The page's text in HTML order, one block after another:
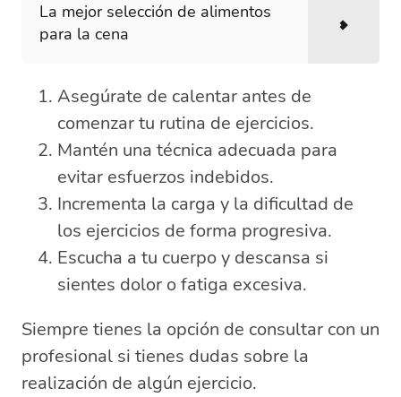
La mejor selección de alimentos
para la cena
Asegúrate de calentar antes de
comenzar tu rutina de ejercicios.
Mantén una técnica adecuada para
evitar esfuerzos indebidos.
Incrementa la carga y la dificultad de
los ejercicios de forma progresiva.
Escucha a tu cuerpo y descansa si
sientes dolor o fatiga excesiva.
Siempre tienes la opción de consultar con un
profesional si tienes dudas sobre la
realización de algún ejercicio.